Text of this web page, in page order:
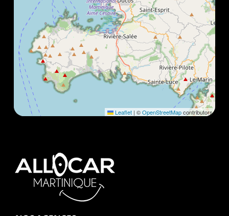
Leaflet | ©OpenStreetMapcontributors